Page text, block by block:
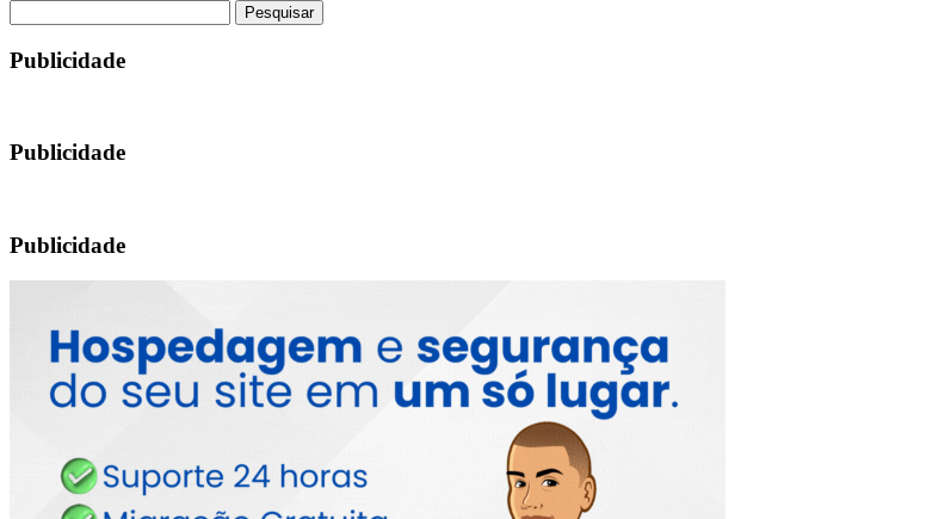
por:
Publicidade
Publicidade
Publicidade